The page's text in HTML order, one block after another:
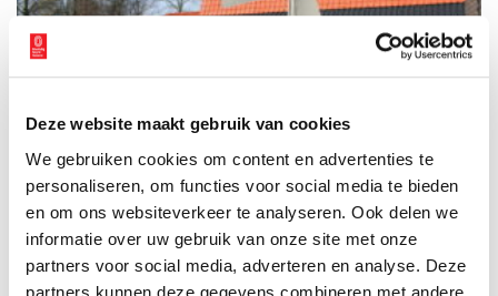
Deze website maakt gebruik van cookies
We gebruiken cookies om content en advertenties te
personaliseren, om functies voor social media te bieden
en om ons websiteverkeer te analyseren. Ook delen we
informatie over uw gebruik van onze site met onze
partners voor social media, adverteren en analyse. Deze
partners kunnen deze gegevens combineren met andere
Duizend leden. Die magische grens hoopt Historische
Vereniging Oud Stede Broec te passeren, en ze zijn er bijna.
Oud Stede Broec heeft als doel de geschiedenis van de drie
dorpen Bovenkarspel, Grootebroek en Lutjebroek levend te
houden. Dat doet ze in de breedste zin van het woord: van het
toegankelijk maken van duizenden historische foto’s tot het
beheer van een historische moestuin, van monumentenbeleid